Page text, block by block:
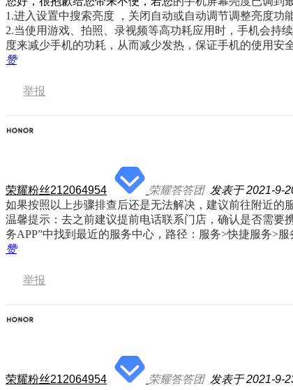
1.进入设置中搜索亮度 ，关闭 自动或自动调节调整亮度功
2.当使用游戏、拍照、录视频等高功耗应用时，手机会持
度来减少手机的功耗，从而减少发热，保证手机的使用
赞
举报
荣耀粉丝212064954 荣耀答答团 发表于 2021-9-
如果按照以上步骤排查后还是无法解决，建议前往附近的
温馨提示：去之前建议提前电话联系门店，确认是否需要
务APP”中找到最近的服务中心，路径：服务>快捷服务>服
赞
举报
荣耀粉丝212064954 荣耀答答团 发表于 2021-9-